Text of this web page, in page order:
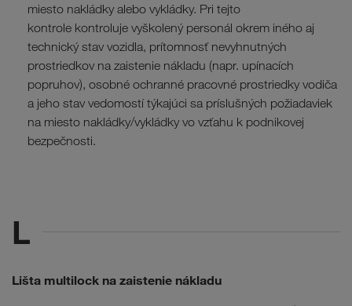
miesto nakládky alebo vykládky. Pri tejto
kontrole kontroluje vyškolený personál okrem iného aj
technický stav vozidla, prítomnosť nevyhnutných
prostriedkov na zaistenie nákladu (napr. upínacích
popruhov), osobné ochranné pracovné prostriedky vodiča
a jeho stav vedomostí týkajúci sa príslušných požiadaviek
na miesto nakládky/vykládky vo vzťahu k podnikovej
bezpečnosti.
L
Lišta multilock na zaistenie nákladu